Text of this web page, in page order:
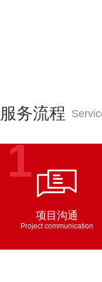
服务流程
1
项目沟通
Project communication